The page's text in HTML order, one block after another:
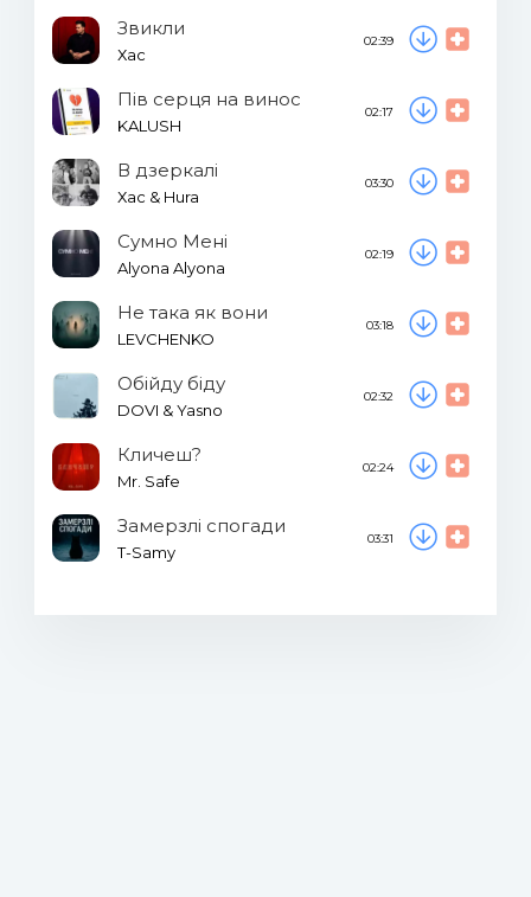
Звикли
Хас
02:39
Пів серця на винос
KALUSH
02:17
В дзеркалі
Хас & Hura
03:30
Сумно Мені
Alyona Alyona
02:19
Не така як вони
LEVCHENKO
03:18
Обійду біду
DOVI & Yasno
02:32
Кличеш?
Mr. Safe
02:24
Замерзлі спогади
T-Samy
03:31